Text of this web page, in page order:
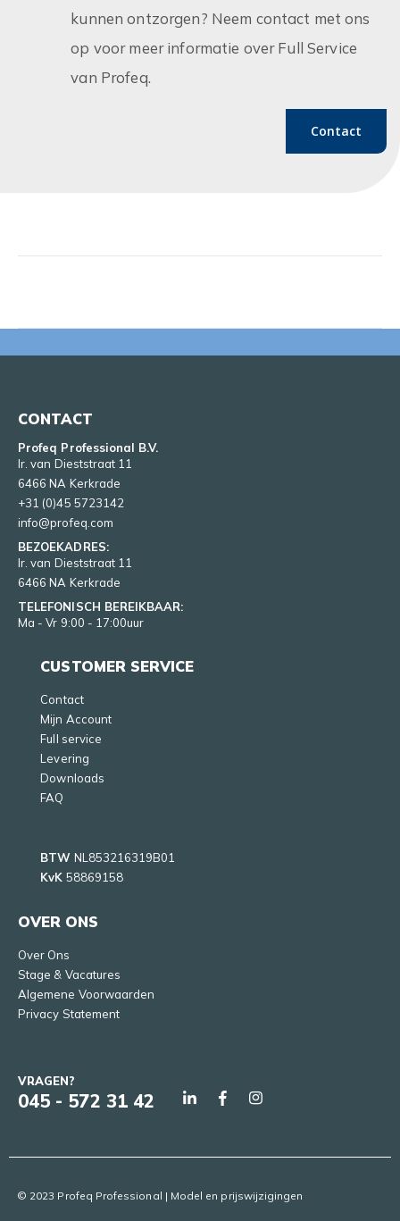
kunnen ontzorgen? Neem contact met ons
op voor meer informatie over Full Service
van Profeq.
Contact
CONTACT
Profeq Professional B.V.
Ir. van Dieststraat 11
6466 NA Kerkrade
+31 (0)45 5723142
info@profeq.com
BEZOEKADRES:
Ir. van Dieststraat 11
6466 NA Kerkrade
TELEFONISCH BEREIKBAAR:
Ma - Vr 9:00 - 17:00uur
CUSTOMER SERVICE
Contact
Mijn Account
Full service
Levering
Downloads
FAQ
BTW NL853216319B01
KvK 58869158
OVER ONS
Over Ons
Stage & Vacatures
Algemene Voorwaarden
Privacy Statement
VRAGEN?
045 - 572 31 42
© 2023 Profeq Professional | Model en prijswijzigingen